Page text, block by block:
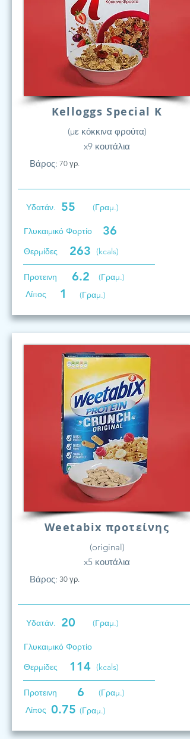
Kelloggs Special K
(με κόκκινα φρούτα)
x9 κουτάλια
Βάρος: 70 γρ.
Υδατάν. 55 (Γραμ.)
Γλυκαιμικό Φορτίο 36
Θερμίδες 263 (kcals)
Προτεινη 6.2
(Γραμ.)
Λίπος
1 (Γραμ.)
Weetabix προτείνης
(original)
x5 κουτάλια
Βάρος: 30 γρ.
Υδατάν. 20 (Γραμ.)
Γλυκαιμικό Φορτίο
Θερμίδες
114 (kcals)
Προτεινη 6
(Γραμ.)
Λίπος 0.75 (Γραμ.)